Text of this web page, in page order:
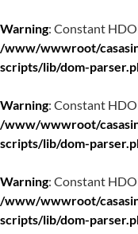
Warning: Constant
/www/wwwroot/
scripts/lib/dom-
Warning: Constant
/www/wwwroot/
scripts/lib/dom-
Warning: Constant
/www/wwwroot/
scripts/lib/dom-